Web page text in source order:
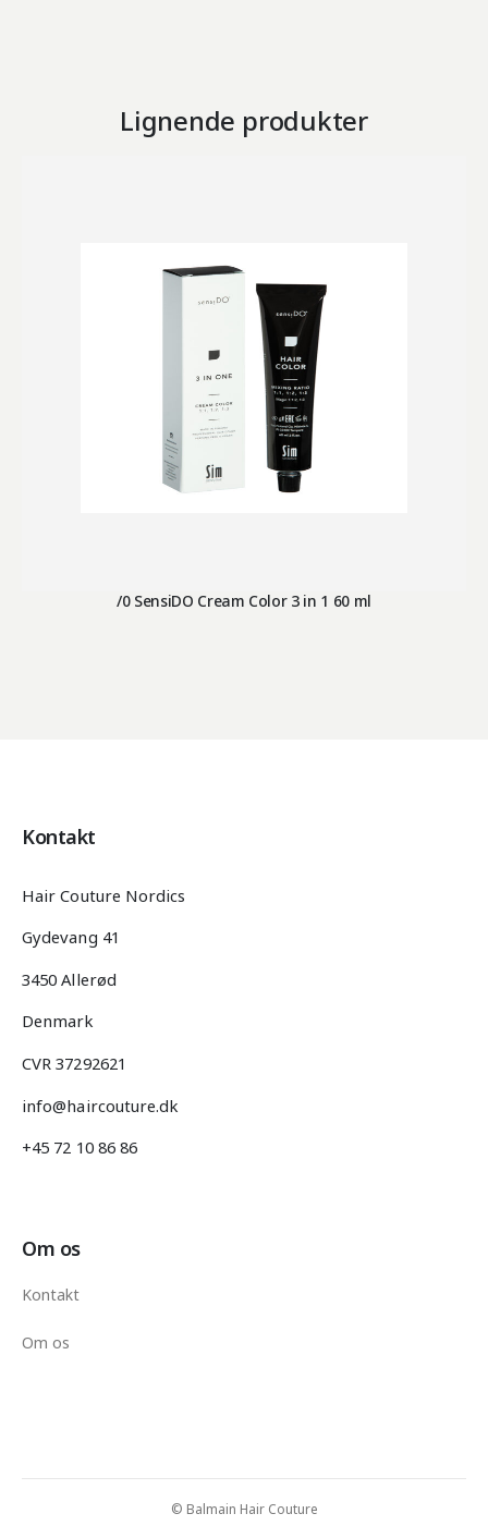
Lignende produkter
/0 SensiDO Cream Color 3 in 1 60 ml
Kontakt
Hair Couture Nordics
Gydevang 41
3450 Allerød
Denmark
CVR 37292621
info@haircouture.dk
+45 72 10 86 86
Om os
Kontakt
Om os
© Balmain Hair Couture